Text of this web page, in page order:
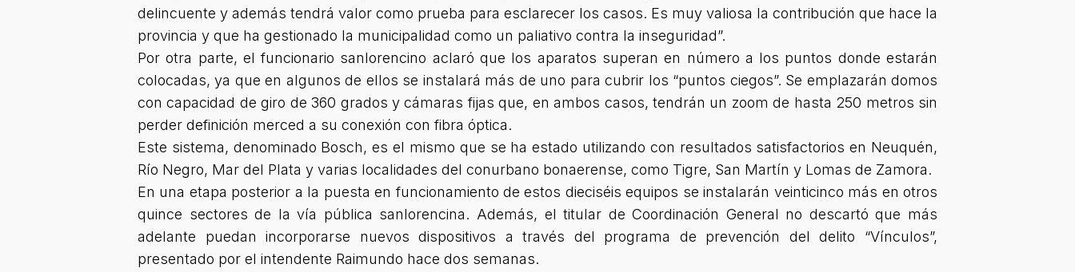
delincuente y además tendrá valor como prueba para esclarecer los casos. Es muy valiosa la contribución que hace la
provincia y que ha gestionado la municipalidad como un paliativo contra la inseguridad”.
Por otra parte, el funcionario sanlorencino aclaró que los aparatos superan en número a los puntos donde estarán
colocadas, ya que en algunos de ellos se instalará más de uno para cubrir los “puntos ciegos”. Se emplazarán domos
con capacidad de giro de 360 grados y cámaras fijas que, en ambos casos, tendrán un zoom de hasta 250 metros sin
perder definición merced a su conexión con fibra óptica.
Este sistema, denominado Bosch, es el mismo que se ha estado utilizando con resultados satisfactorios en Neuquén,
Río Negro, Mar del Plata y varias localidades del conurbano bonaerense, como Tigre, San Martín y Lomas de Zamora.
En una etapa posterior a la puesta en funcionamiento de estos dieciséis equipos se instalarán veinticinco más en otros
quince sectores de la vía pública sanlorencina. Además, el titular de Coordinación General no descartó que más
adelante puedan incorporarse nuevos dispositivos a través del programa de prevención del delito “Vínculos”,
presentado por el intendente Raimundo hace dos semanas.